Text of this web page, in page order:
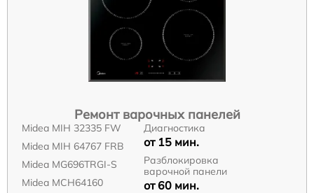
Ремонт варочных панелей
Midea MIH 32335 FW
Midea MIH 64767 FRB
Midea MG696TRGI-S
Midea MCH64160
Диагностика
от 15 мин.
Разблокировка
варочной панели
от 60 мин.